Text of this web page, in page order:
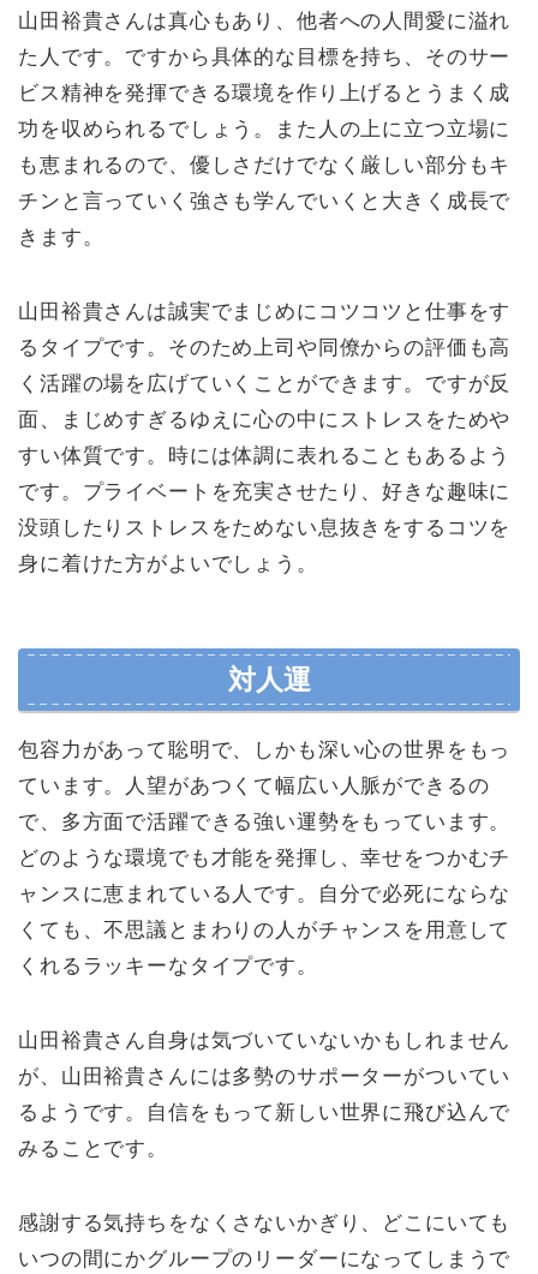
山田裕貴さんは真心もあり、他者への人間愛に溢れ
た人です。ですから具体的な目標を持ち、そのサー
ビス精神を発揮できる環境を作り上げるとうまく成
功を収められるでしょう。また人の上に立つ立場に
も恵まれるので、優しさだけでなく厳しい部分もキ
チンと言っていく強さも学んでいくと大きく成長で
きます。
山田裕貴さんは誠実でまじめにコツコツと仕事をす
るタイプです。そのため上司や同僚からの評価も高
く活躍の場を広げていくことができます。ですが反
面、まじめすぎるゆえに心の中にストレスをためや
すい体質です。時には体調に表れることもあるよう
です。プライベートを充実させたり、好きな趣味に
没頭したりストレスをためない息抜きをするコツを
身に着けた方がよいでしょう。
対人運
包容力があって聡明で、しかも深い心の世界をもっ
ています。人望があつくて幅広い人脈ができるの
で、多方面で活躍できる強い運勢をもっています。
どのような環境でも才能を発揮し、幸せをつかむチ
ャンスに恵まれている人です。自分で必死にならな
くても、不思議とまわりの人がチャンスを用意して
くれるラッキーなタイプです。
山田裕貴さん自身は気づいていないかもしれません
が、山田裕貴さんには多勢のサポーターがついてい
るようです。自信をもって新しい世界に飛び込んで
みることです。
感謝する気持ちをなくさないかぎり、どこにいても
いつの間にかグループのリーダーになってしまうで